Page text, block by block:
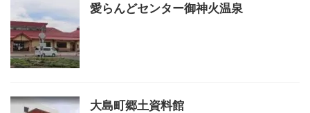
愛らんどセンター御神火温泉
大島町郷土資料館